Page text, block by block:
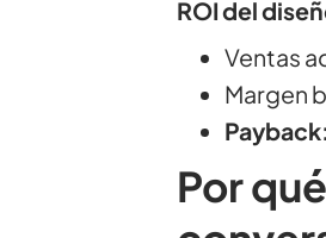
ROI del
Ventas
Margen
Por